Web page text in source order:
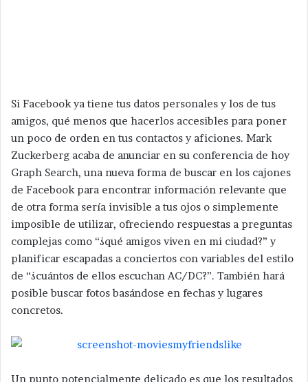
Si Facebook ya tiene tus datos personales y los de tus
amigos, qué menos que hacerlos accesibles para poner
un poco de orden en tus contactos y aficiones. Mark
Zuckerberg acaba de anunciar en su conferencia de hoy
Graph Search, una nueva forma de buscar en los cajones
de Facebook para encontrar información relevante que
de otra forma sería invisible a tus ojos o simplemente
imposible de utilizar, ofreciendo respuestas a preguntas
complejas como “¿qué amigos viven en mi ciudad?” y
planificar escapadas a conciertos con variables del estilo
de “¿cuántos de ellos escuchan AC/DC?”. También hará
posible buscar fotos basándose en fechas y lugares
concretos.
Un punto potencialmente delicado es que los resultados